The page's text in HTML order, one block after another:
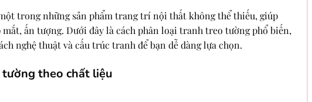
trong những sản phẩm trang trí nội thất không thể thiếu, giúp
ấn tượng. Dưới đây là cách phân loại tranh treo tường phổ biến,
nghệ thuật và cấu trúc tranh để bạn dễ dàng lựa chọn.
theo chất liệu